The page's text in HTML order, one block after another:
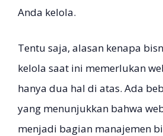
Anda kelola.
Tentu saja, alasan kenapa
kelola saat ini memerlukan
hanya dua hal di atas. Ada
yang menunjukkan bahwa
menjadi bagian manajemen